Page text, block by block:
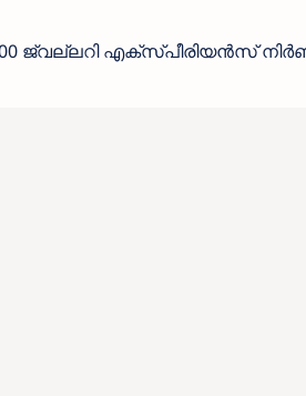
50,000 ജ്വല്ലറി എക്സ്പീരിയൻസ്